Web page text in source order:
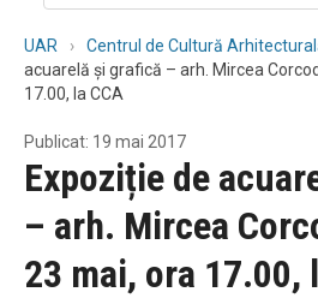
UAR Centrul de Cultură
acuarelă și grafică – arh. Mircea
17.00, la CCA
Publicat: 19 mai 2017
Expoziție de
– arh. Mircea
23 mai, ora 17.00,